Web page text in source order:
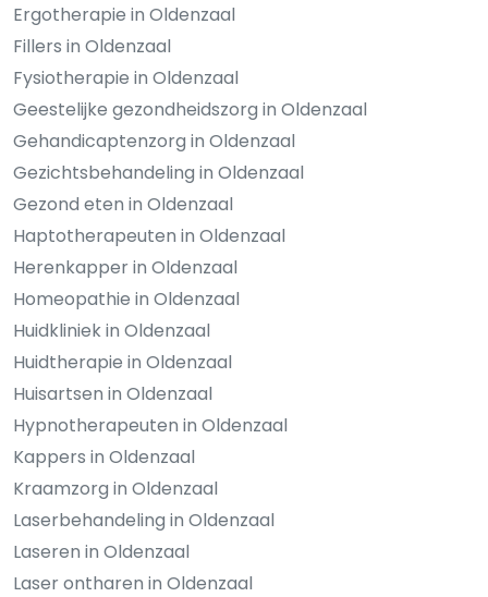
Ergotherapie in Oldenzaal
Fillers in Oldenzaal
Fysiotherapie in Oldenzaal
Geestelijke gezondheidszorg in Oldenzaal
Gehandicaptenzorg in Oldenzaal
Gezichtsbehandeling in Oldenzaal
Gezond eten in Oldenzaal
Haptotherapeuten in Oldenzaal
Herenkapper in Oldenzaal
Homeopathie in Oldenzaal
Huidkliniek in Oldenzaal
Huidtherapie in Oldenzaal
Huisartsen in Oldenzaal
Hypnotherapeuten in Oldenzaal
Kappers in Oldenzaal
Kraamzorg in Oldenzaal
Laserbehandeling in Oldenzaal
Laseren in Oldenzaal
Laser ontharen in Oldenzaal